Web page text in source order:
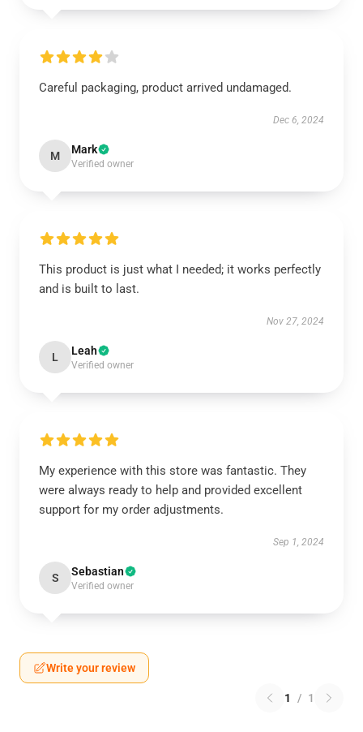
Careful packaging, product arrived undamaged.
Dec 6, 2024
M Mark
Verified owner
This product is just what I needed; it works perfectly
and is built to last.
Nov 27, 2024
L Leah
Verified owner
My experience with this store was fantastic. They
were always ready to help and provided excellent
support for my order adjustments.
Sep 1, 2024
S Sebastian
Verified owner
Write your review
1 / 1